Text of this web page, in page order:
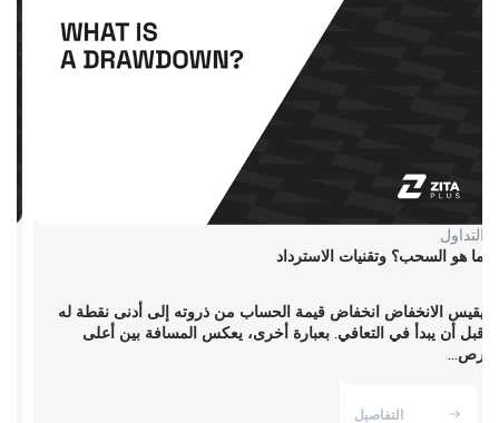
التداول
ما هو السحب؟ وتقنيات الاسترداد
يقيس الانخفاض انخفاض قيمة الحساب من ذروته إلى أدنى نقطة له
قبل أن يبدأ في التعافي. بعبارة أخرى، يعكس المسافة بين أعلى
رص...
التفاصيل